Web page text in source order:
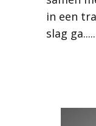
in een
slag ga.....